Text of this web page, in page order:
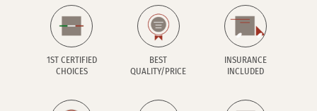
1ST CERTIFIED
CHOICES
BEST
QUALITY/PRICE
INSURANCE
INCLUDED